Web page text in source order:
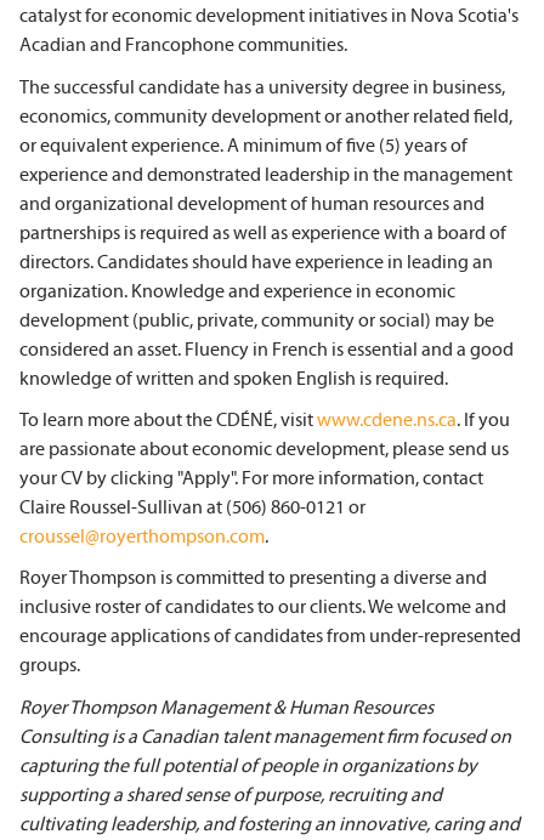
catalyst for economic development initiatives in Nova Scotia's
Acadian and Francophone communities.
The successful candidate has a university degree in business,
economics, community development or another related field,
or equivalent experience. A minimum of five (5) years of
experience and demonstrated leadership in the management
and organizational development of human resources and
partnerships is required as well as experience with a board of
directors. Candidates should have experience in leading an
organization. Knowledge and experience in economic
development (public, private, community or social) may be
considered an asset. Fluency in French is essential and a good
knowledge of written and spoken English is required.
To learn more about the CDÉNÉ, visitwww.cdene.ns.ca. If you
are passionate about economic development, please send us
your CV by clicking "Apply". For more information, contact
Claire Roussel-Sullivan at (506) 860-0121 or
croussel@royerthompson.com.
Royer Thompson is committed to presenting a diverse and
inclusive roster of candidates to our clients. We welcome and
encourage applications of candidates from under-represented
groups.
Royer Thompson Management & Human Resources
Consulting is a Canadian talent management firm focused on
capturing the full potential of people in organizations by
supporting a shared sense of purpose, recruiting and
cultivating leadership, and fostering an innovative, caring and